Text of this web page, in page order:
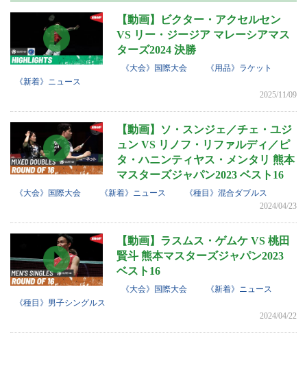
【動画】ビクター・アクセルセン
VS リー・ジージア マレーシアマス
ターズ2024 決勝
《大会》国際大会
《用品》ラケット
《新着》ニュース
2025/11/09
【動画】ソ・スンジェ／チェ・ユジ
ュン VS リノフ・リファルディ／ピ
タ・ハニンティヤス・メンタリ 熊本
マスターズジャパン2023 ベスト16
《大会》国際大会 《新着》ニュース
《種目》混合ダブルス
2024/04/23
【動画】ラスムス・ゲムケ VS 桃田
賢斗 熊本マスターズジャパン2023
ベスト16
《大会》国際大会
《新着》ニュース
《種目》男子シングルス
2024/04/22